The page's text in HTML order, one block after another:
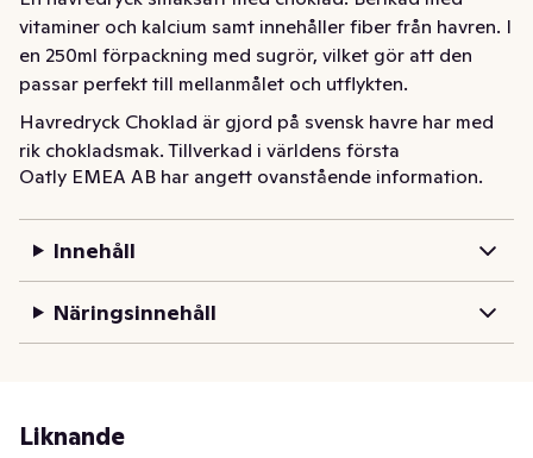
vitaminer och kalcium samt innehåller fiber från havren. I
en 250ml förpackning med sugrör, vilket gör att den
passar perfekt till mellanmålet och utflykten.
Havredryck Choklad är gjord på svensk havre har med
rik chokladsmak. Tillverkad i världens första
havredrycksfabrik i Landskrona. Berikad med vitaminer
rumstemperatur och har en hållbarhet upp till ett år.
Oatly EMEA AB har angett ovanstående information.
Innehåll
Näringsinnehåll
Liknande